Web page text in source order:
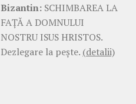
Bizantin: SCHIMBAREA LA
FAŢĂ A DOMNULUI
NOSTRU ISUS HRISTOS.
Dezlegare la pește. (detalii)